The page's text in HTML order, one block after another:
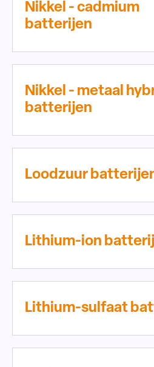
Nikkel - cadmium
batterijen
Nikkel - metaal
batterijen
Loodzuur
Lithium-ion
Lithium-sulfaat